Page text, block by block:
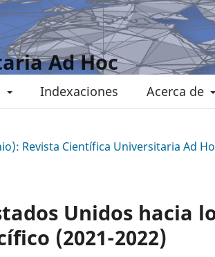
Ad Hoc
Indexaciones Acerca de
Revista Científica Universitaria Ad
Unidos hacia
(2021-2022)